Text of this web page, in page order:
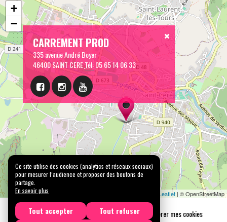
CARREMENT PROD
335 avenue André Boyer
46400 SAINT CERETél:05 65 14 06 33
Leaflet| © OpenStreetMap
Mentions légales Confidentialité
Gérer mes cookies
Tous droits réservés © 2026 |
CARREMENT PROD
N° SIRET : 489 153 718 00031 - APE : 9001 Z - N° TVA Int. : FR 61 489 153 718
Licence de spectacle 2ème catégorie N°2-1048153 - Licence de spectacle 3ème
catégorie N°3-1048152
Ce site utilise des cookies (analytics et réseaux sociaux)
pour mesurer l’audience et proposer des boutons de
partage.
En savoir plus
Tout accepter Tout refuser